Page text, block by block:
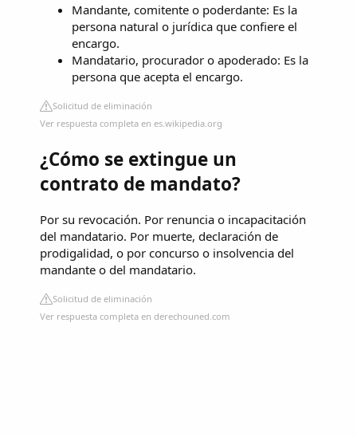
Mandante, comitente o poderdante: Es la
persona natural o jurídica que confiere el
encargo.
Mandatario, procurador o apoderado: Es la
persona que acepta el encargo.
Solicitud de eliminación
Ver respuesta completa en es.wikipedia.org
¿Cómo se extingue un
contrato de mandato?
Por su revocación. Por renuncia o incapacitación
del mandatario. Por muerte, declaración de
prodigalidad, o por concurso o insolvencia del
mandante o del mandatario.
Solicitud de eliminación
Ver respuesta completa en derechouned.com